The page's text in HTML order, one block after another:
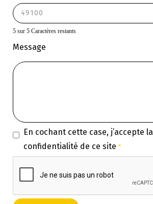
5 sur 5 Caractères restants
Message
En cochant cette case, j’accepte la
confidentialité de ce site*